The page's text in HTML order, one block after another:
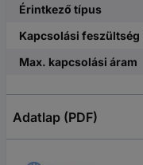
Érintkező típus
Kapcsolási feszültség
Max. kapcsolási áram
Adatlap (PDF)